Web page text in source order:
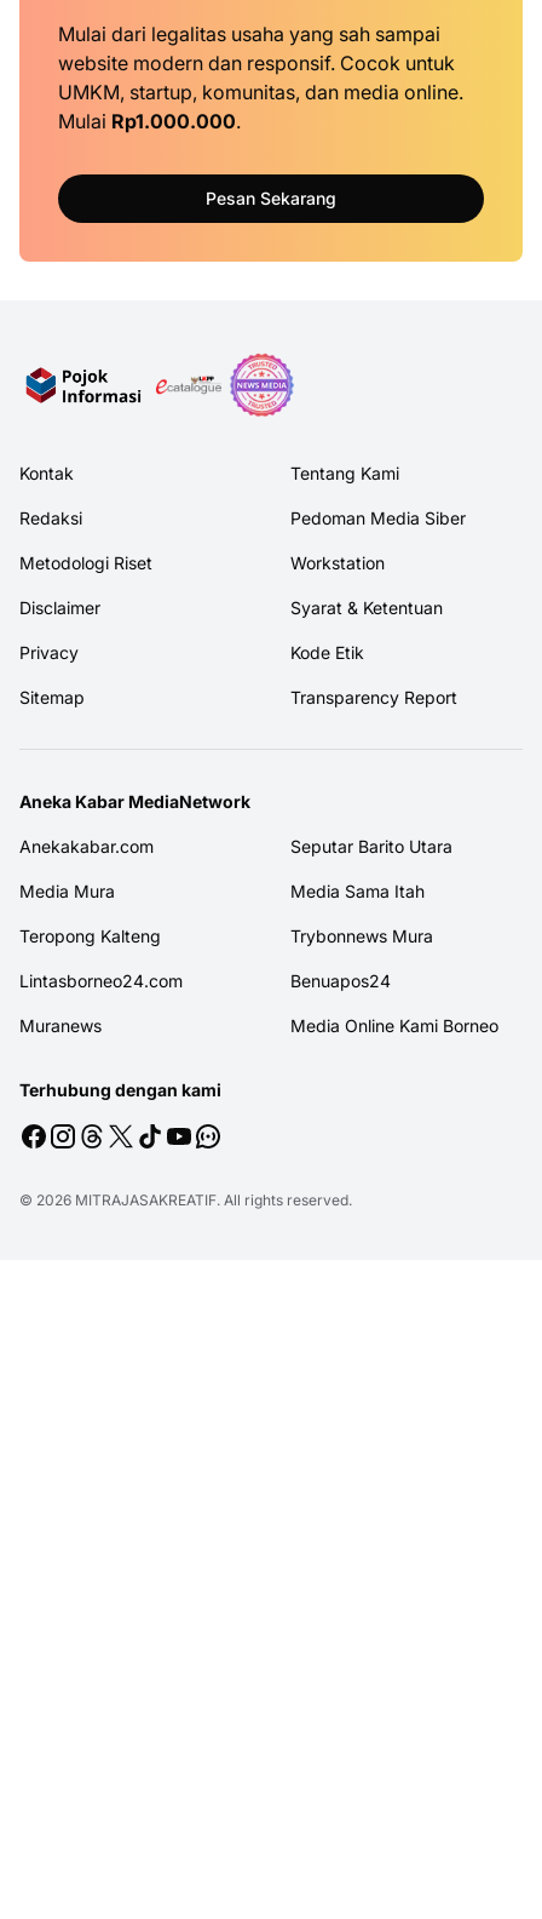
Mulai dari legalitas usaha yang sah sampai
website modern dan responsif. Cocok untuk
UMKM, startup, komunitas, dan media online.
Mulai Rp1.000.000.
Pesan Sekarang
Kontak Tentang Kami
Redaksi Pedoman Media Siber
Metodologi Riset Workstation
Disclaimer Syarat & Ketentuan
Privacy Kode Etik
Sitemap Transparency Report
Aneka Kabar MediaNetwork
Anekakabar.com Seputar Barito Utara
Media Mura Media Sama Itah
Teropong Kalteng Trybonnews Mura
Lintasborneo24.com Benuapos24
Muranews Media Online Kami Borneo
Terhubung dengan kami
© 2026 MITRAJASAKREATIF. All rights reserved.